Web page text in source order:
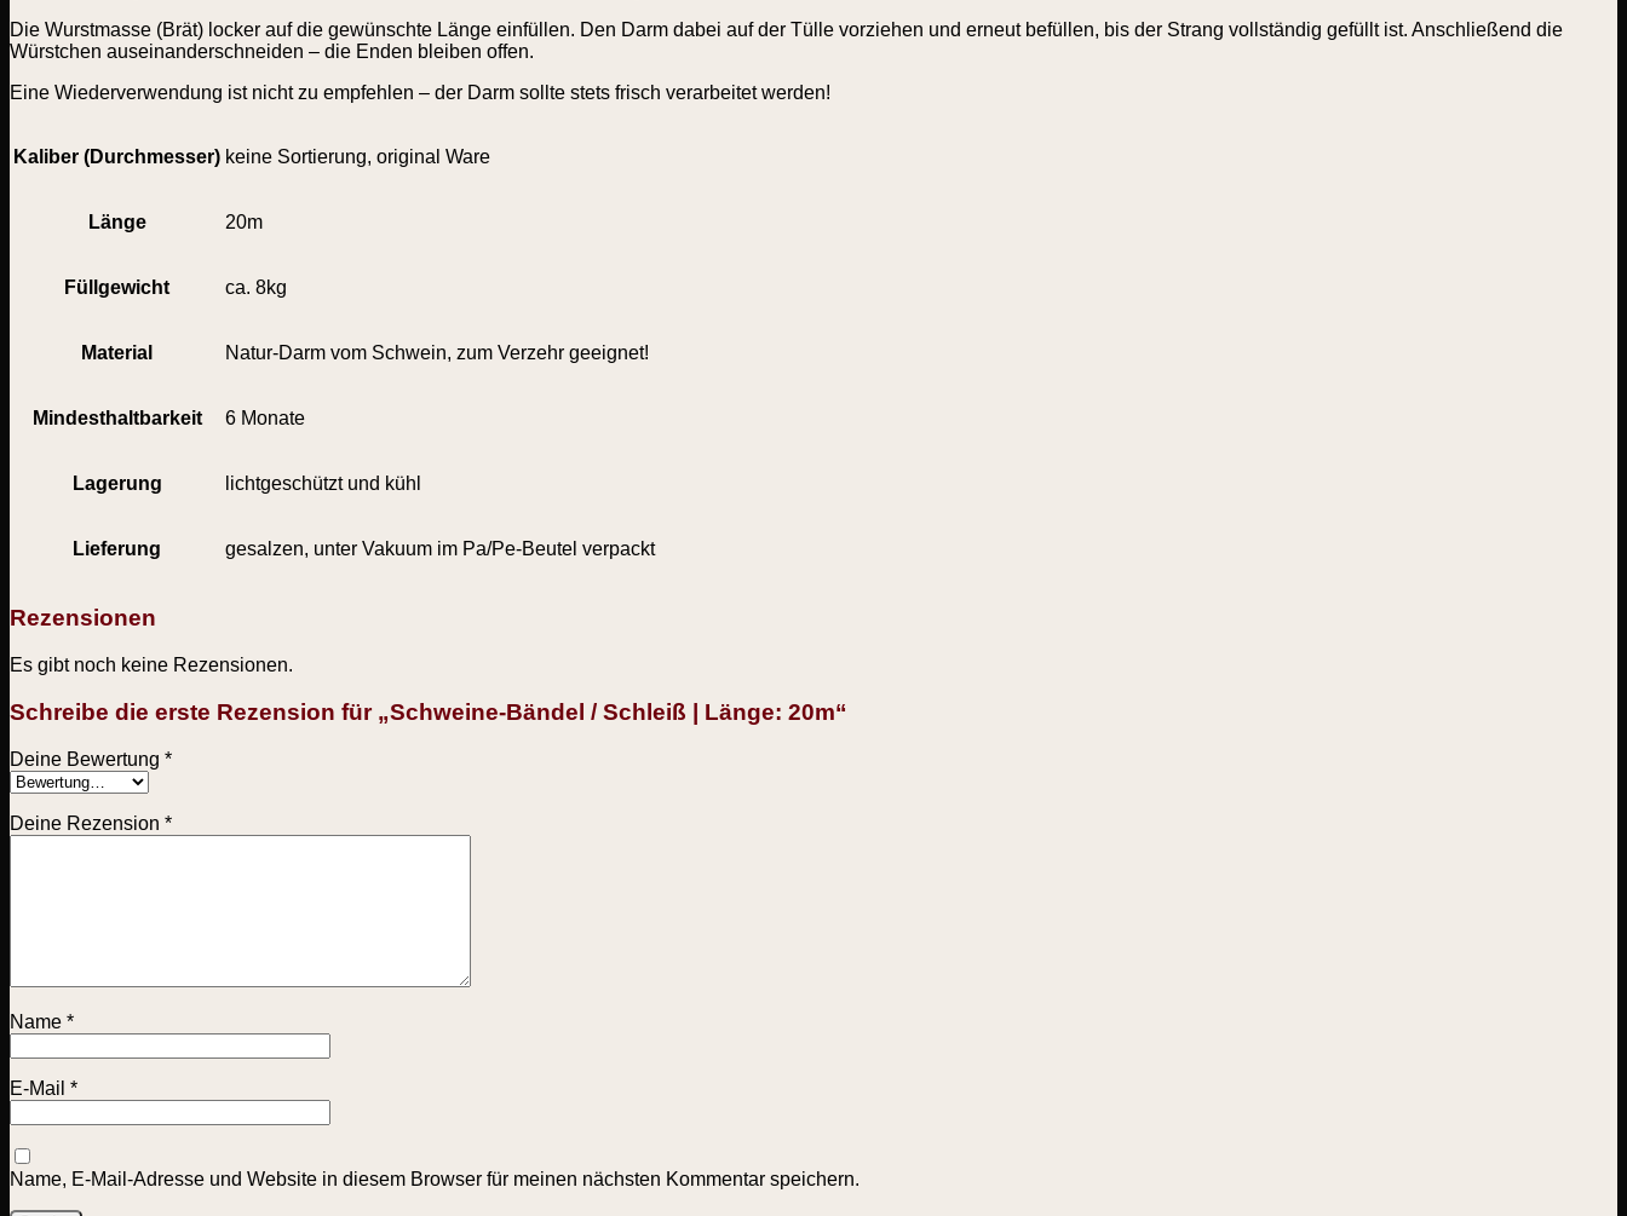
Die Wurstmasse (Brät) locker auf die gewünschte Länge einfüllen. Den Darm dabei auf der Tülle vorziehen und erneut befüllen, bis der Strang vollständig gefüllt ist. Anschließend die
Würstchen auseinanderschneiden – die Enden bleiben offen.
Eine Wiederverwendung ist nicht zu empfehlen – der Darm sollte stets frisch verarbeitet werden!
Kaliber (Durchmesser) keine Sortierung, original Ware
Länge 20m
Füllgewicht ca. 8kg
Material Natur-Darm vom Schwein, zum Verzehr geeignet!
Mindesthaltbarkeit 6 Monate
Lagerung lichtgeschützt und kühl
Lieferung gesalzen, unter Vakuum im Pa/Pe-Beutel verpackt
Rezensionen
Es gibt noch keine Rezensionen.
Schreibe die erste Rezension für „Schweine-Bändel / Schleiß | Länge: 20m“
Deine Bewertung *
Deine Rezension *
Name *
E-Mail *
Name, E-Mail-Adresse und Website in diesem Browser für meinen nächsten Kommentar speichern.